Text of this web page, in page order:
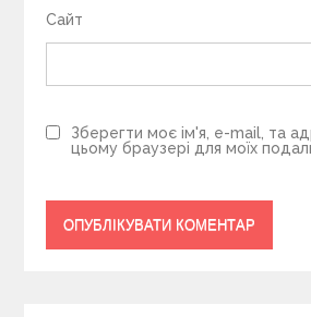
Сайт
Зберегти моє ім'я, e-mail, та
цьому браузері для моїх